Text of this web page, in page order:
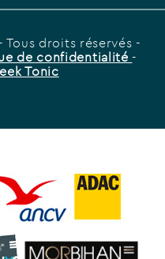
- Tous droits réservés -
de confidentialité -
Tonic